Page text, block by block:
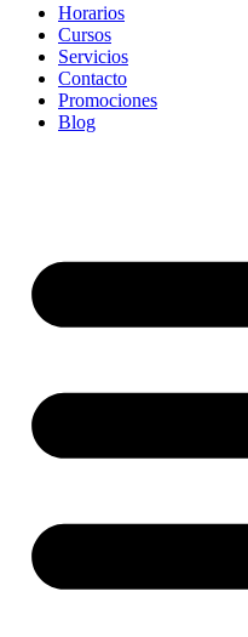
Horarios
Cursos
Servicios
Contacto
Promociones
Blog